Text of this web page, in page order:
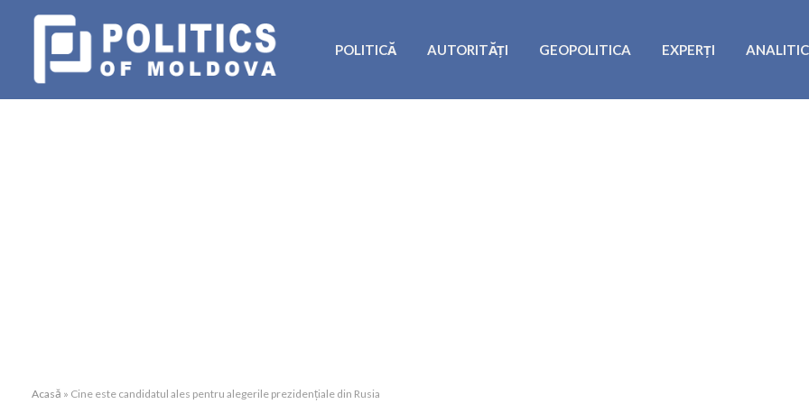
POLITICĂ AUTORITĂȚI GEOPOLITICA EXPERȚI
Acasă » Cine este candidatul ales pentru alegerile prezidențiale din Rusia